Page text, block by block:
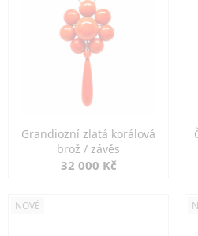
Grandiozní zlatá korálová
brož / závěs
32 000 Kč
NOVÉ